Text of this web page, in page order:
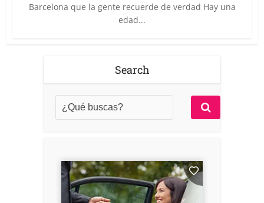
Barcelona que la gente recuerde de verdad Hay una
edad...
Search